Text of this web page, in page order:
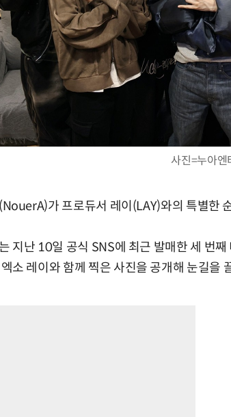
사진=누아엔
가 프로듀서 레이(LAY)와의 특별한
지난 10일 공식 SNS에 최근 발매한 세 번
소 레이와 함께 찍은 사진을 공개해 눈길을